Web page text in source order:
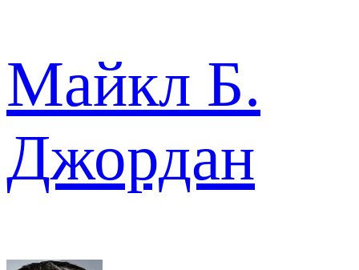
Майкл Б.
Джордан